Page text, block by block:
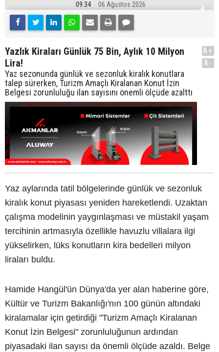
09:34 06 Ağustos 2026
Yazlık Kiraları Günlük 75 Bin, Aylık 10 Milyon
Lira!
Yaz sezonunda günlük ve sezonluk kiralık konutlara
talep sürerken, Turizm Amaçlı Kiralanan Konut İzin
Belgesi zorunluluğu ilan sayısını önemli ölçüde azalttı
A+
A-
Yaz aylarında tatil bölgelerinde günlük ve sezonluk
kiralık konut piyasası yeniden hareketlendi. Uzaktan
çalışma modelinin yaygınlaşması ve müstakil yaşam
tercihinin artmasıyla özellikle havuzlu villalara ilgi
yükselirken, lüks konutların kira bedelleri milyon
liraları buldu.
Hamide Hangül'ün Dünya'da yer alan haberine göre,
Kültür ve Turizm Bakanlığı'nın 100 günün altındaki
kiralamalar için getirdiği "Turizm Amaçlı Kiralanan
Konut İzin Belgesi" zorunluluğunun ardından
piyasadaki ilan sayısı da önemli ölçüde azaldı. Belge